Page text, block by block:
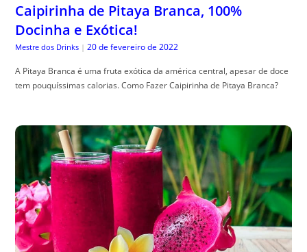
Caipirinha de Pitaya Branca, 100%
Docinha e Exótica!
Mestre dos Drinks | 20 de fevereiro de 2022
A Pitaya Branca é uma fruta exótica da américa central, apesar de doce
tem pouquíssimas calorias. Como Fazer Caipirinha de Pitaya Branca?